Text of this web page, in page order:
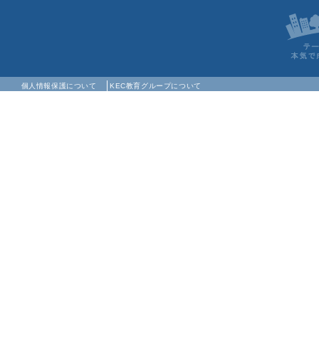
個人情報保護について KEC教育グループについて